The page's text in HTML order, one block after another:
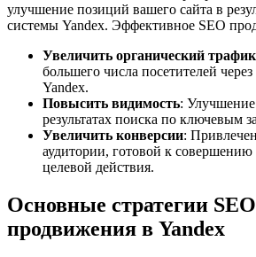
улучшение позиций вашего сайта в
системы Yandex. Эффективное SEO
Увеличить органический трафик
большего числа посетителей
Yandex.
Повысить видимость:
результатах поиска по ключевым
Увеличить конверсии:
аудитории, готовой к
целевой действия.
Основные стратегии SEO
продвижения в Yandex